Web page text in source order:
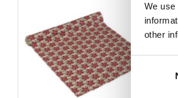
We
other
Consent